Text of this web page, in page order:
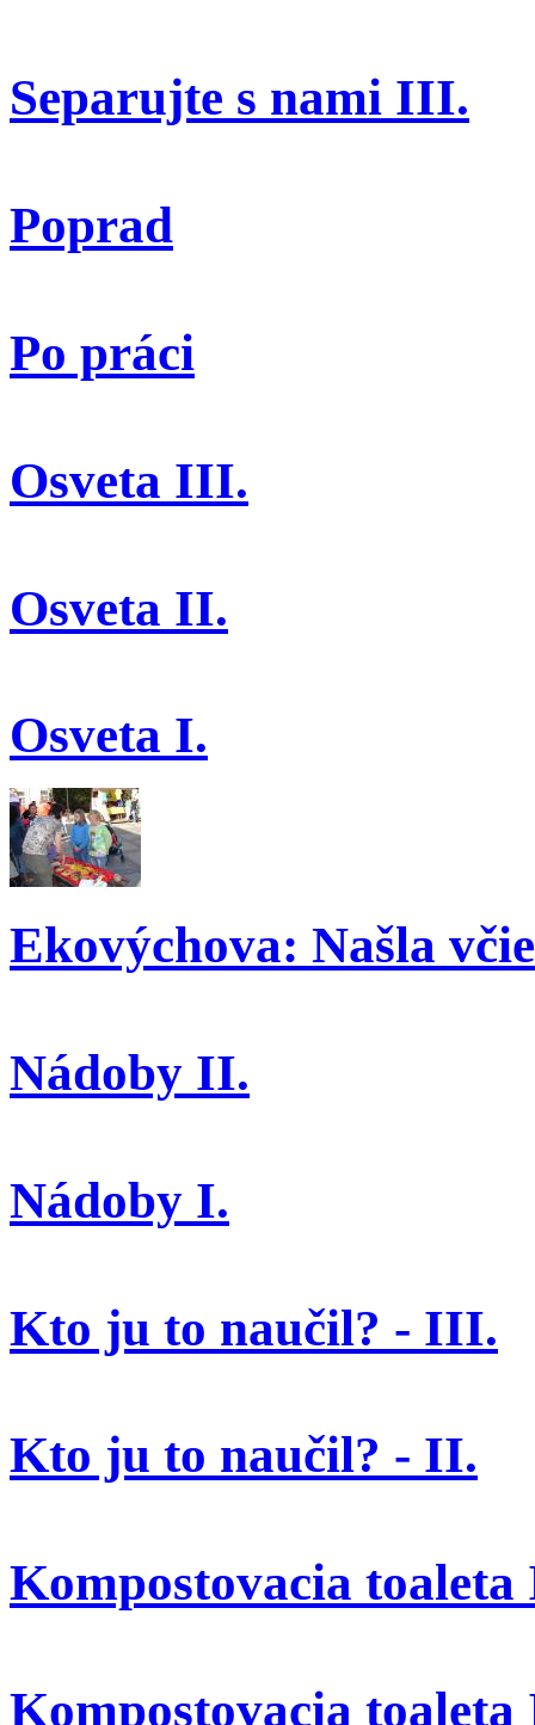
Separujte s nami III.
Poprad
Po práci
Osveta III.
Osveta II.
Osveta I.
Ekovýchova: Našla
Nádoby II.
Nádoby I.
Kto ju to naučil? - III.
Kto ju to naučil? - II.
Kompostovacia
Kompostovacia